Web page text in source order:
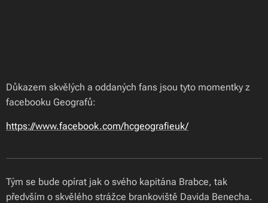
Důkazem skvělých a oddaných fans jsou tyto momentky z
facebooku Geografů:
https://www.facebook.com/hcgeografieuk/
Tým se bude opírat jak o svého kapitána Brabce, tak
předvším o skvělého strážce brankoviště Davida Benecha.